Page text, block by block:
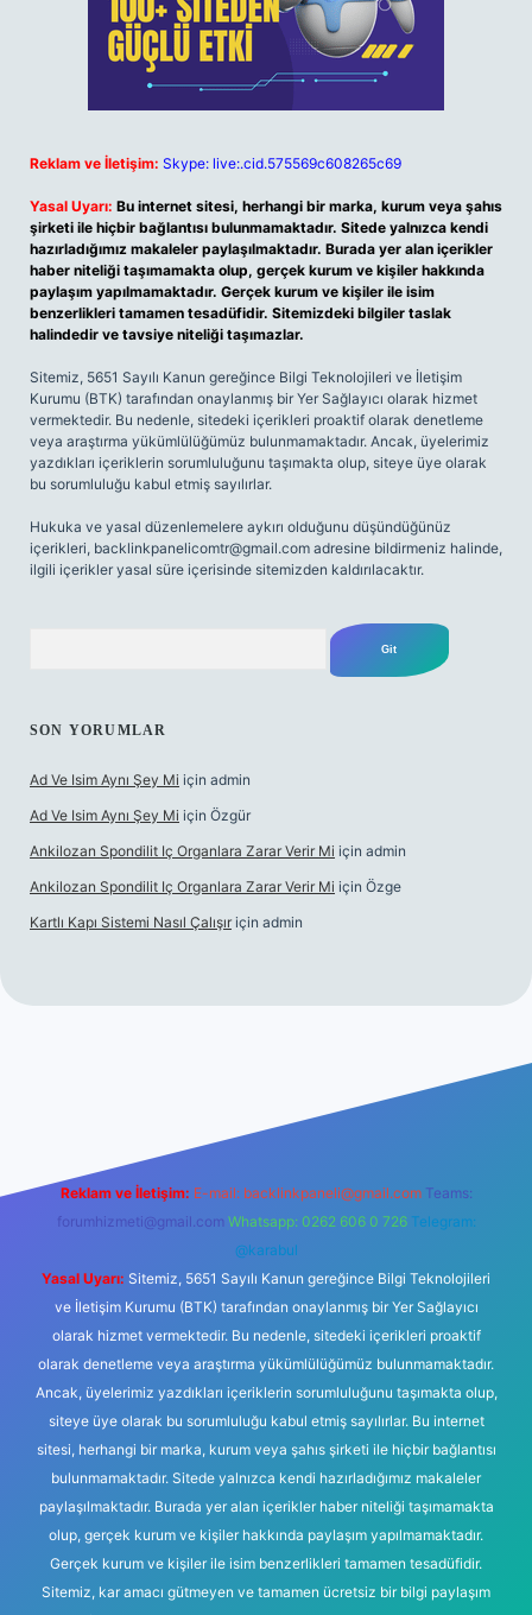
Reklam ve İletişim: Skype: live:.cid.575569c608265c69
Yasal Uyarı: Bu internet sitesi, herhangi bir marka, kurum veya şahıs
şirketi ile hiçbir bağlantısı bulunmamaktadır. Sitede yalnızca kendi
hazırladığımız makaleler paylaşılmaktadır. Burada yer alan içerikler
haber niteliği taşımamakta olup, gerçek kurum ve kişiler hakkında
paylaşım yapılmamaktadır. Gerçek kurum ve kişiler ile isim
benzerlikleri tamamen tesadüfidir. Sitemizdeki bilgiler taslak
halindedir ve tavsiye niteliği taşımazlar.
Sitemiz, 5651 Sayılı Kanun gereğince Bilgi Teknolojileri ve İletişim
Kurumu (BTK) tarafından onaylanmış bir Yer Sağlayıcı olarak hizmet
vermektedir. Bu nedenle, sitedeki içerikleri proaktif olarak denetleme
veya araştırma yükümlülüğümüz bulunmamaktadır. Ancak, üyelerimiz
yazdıkları içeriklerin sorumluluğunu taşımakta olup, siteye üye olarak
bu sorumluluğu kabul etmiş sayılırlar.
Hukuka ve yasal düzenlemelere aykırı olduğunu düşündüğünüz
içerikleri, backlinkpanelicomtr@gmail.com adresine bildirmeniz halinde,
ilgili içerikler yasal süre içerisinde sitemizden kaldırılacaktır.
SON YORUMLAR
Ad Ve Isim Aynı Şey Mi için admin
Ad Ve Isim Aynı Şey Mi için Özgür
Ankilozan Spondilit Iç Organlara Zarar Verir Mi için admin
Ankilozan Spondilit Iç Organlara Zarar Verir Mi için Özge
Kartlı Kapı Sistemi Nasıl Çalışır için admin
Reklam ve İletişim: E-mail: backlinkpaneli@gmail.com Teams:
forumhizmeti@gmail.com Whatsapp: 0262 606 0 726 Telegram:
@karabul
Yasal Uyarı: Sitemiz, 5651 Sayılı Kanun gereğince Bilgi Teknolojileri
ve İletişim Kurumu (BTK) tarafından onaylanmış bir Yer Sağlayıcı
olarak hizmet vermektedir. Bu nedenle, sitedeki içerikleri proaktif
olarak denetleme veya araştırma yükümlülüğümüz bulunmamaktadır.
Ancak, üyelerimiz yazdıkları içeriklerin sorumluluğunu taşımakta olup,
siteye üye olarak bu sorumluluğu kabul etmiş sayılırlar. Bu internet
sitesi, herhangi bir marka, kurum veya şahıs şirketi ile hiçbir bağlantısı
bulunmamaktadır. Sitede yalnızca kendi hazırladığımız makaleler
paylaşılmaktadır. Burada yer alan içerikler haber niteliği taşımamakta
olup, gerçek kurum ve kişiler hakkında paylaşım yapılmamaktadır.
Gerçek kurum ve kişiler ile isim benzerlikleri tamamen tesadüfidir.
Sitemiz, kar amacı gütmeyen ve tamamen ücretsiz bir bilgi paylaşım